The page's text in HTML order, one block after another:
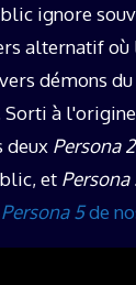
ignore
alternatif où
démons
à
deux Persona 2
et Persona
Persona 5de